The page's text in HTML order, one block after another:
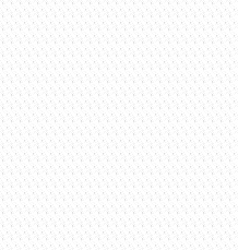
SOLO
DA
MÚSICA
QUERO
SER
FELIZ
TAMBÉM,
NATIRUTS